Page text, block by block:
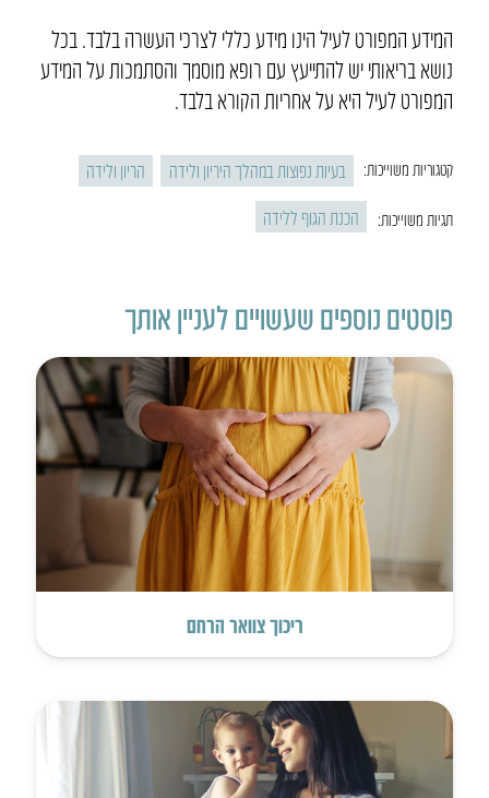
המידע המפורט לעיל הינו מידע כללי לצרכי העשרה בלבד. בכל
נושא בריאותי יש להתייעץ עם רופא מוסמך והסתמכות על המידע
המפורט לעיל היא על אחריות הקורא בלבד.
קטגוריות משוייכות: בעיות נפוצות במהלך היריון ולידה הריון ולידה
תגיות משוייכות: הכנת הגוף ללידה
פוסטים נוספים שעשויים לעניין אותך
ריכוך צוואר הרחם